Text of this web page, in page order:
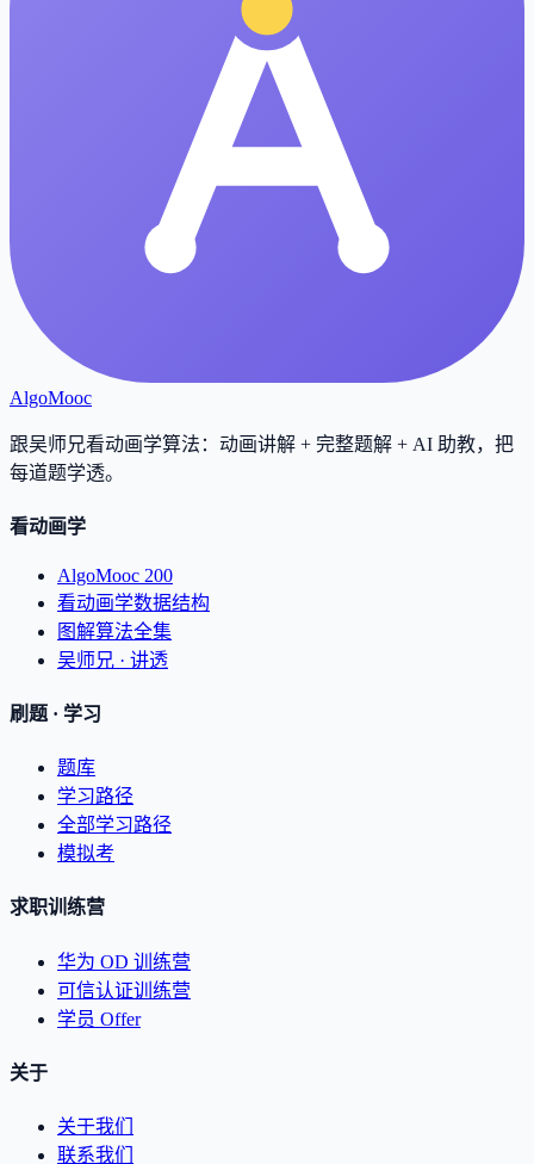
AlgoMooc
跟吴师兄看动画学算法：动画讲解 + 完整题解 + AI 助教，把
每道题学透。
看动画学
AlgoMooc 200
看动画学数据结构
图解算法全集
吴师兄 · 讲透
刷题 · 学习
题库
学习路径
全部学习路径
模拟考
求职训练营
华为 OD 训练营
可信认证训练营
学员 Offer
关于
关于我们
联系我们